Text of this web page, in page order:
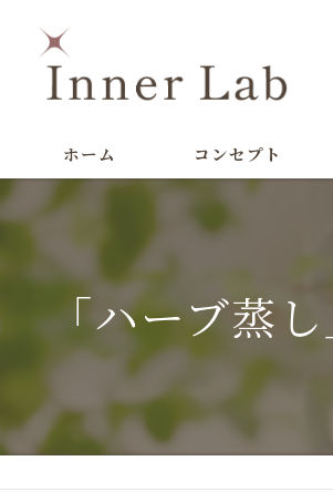
ホーム コンセプト
「ハーブ蒸